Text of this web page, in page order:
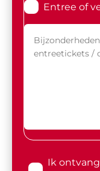
Entree of
Ik